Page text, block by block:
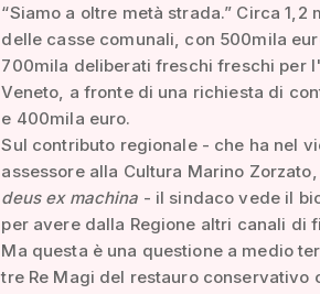
“Siamo a oltre metà strada.” Circa
delle casse comunali, con 500mila
700mila deliberati freschi freschi per
Veneto, a fronte di una richiesta di
e 400mila euro.
Sul contributo regionale - che ha nel
assessore alla Cultura Marino
deus ex machina - il sindaco vede il
per avere dalla Regione altri canali di
Ma questa è una questione a medio
tre Re Magi del restauro conservativo